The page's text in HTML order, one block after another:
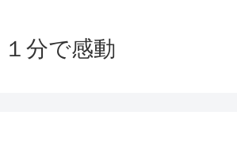
１分で感動